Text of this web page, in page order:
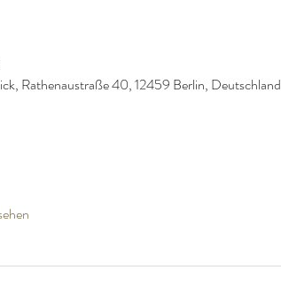
Rathenaustraße 40, 12459 Berlin, Deutschland